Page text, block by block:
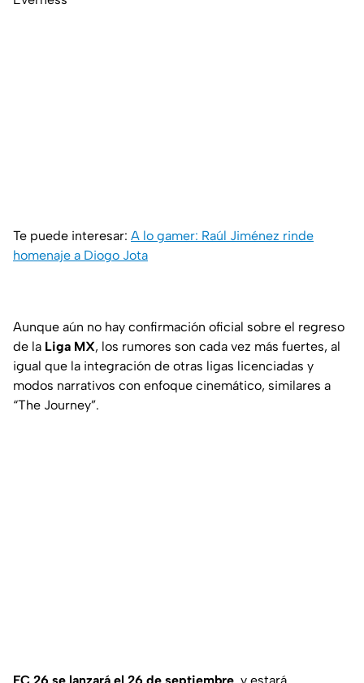
Te puede interesar: A lo gamer: Raúl Jiménez rinde
homenaje a Diogo Jota
Aunque aún no hay confirmación oficial sobre el regreso
de la Liga MX, los rumores son cada vez más fuertes, al
igual que la integración de otras ligas licenciadas y
modos narrativos con enfoque cinemático, similares a
“The Journey”.